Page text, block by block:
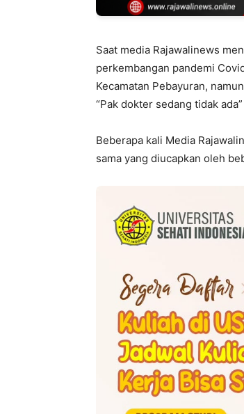
Saat media Rajawalinews
perkembangan pandemi
Kecamatan Pebayuran,
“Pak dokter sedang tidak
Beberapa kali Media
sama yang diucapkan oleh